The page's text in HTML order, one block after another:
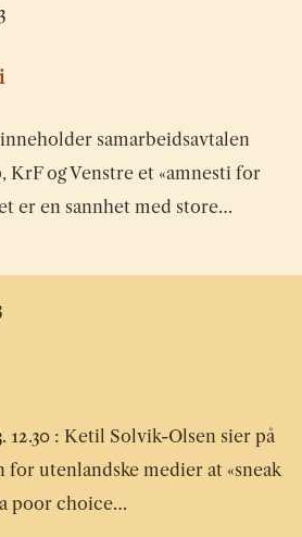
samarbeidsavtalen
KrF og Venstre et «amnesti for
er en sannhet med store…
12.30 : Ketil Solvik-Olsen sier på
for utenlandske medier at «sneak
poor choice…